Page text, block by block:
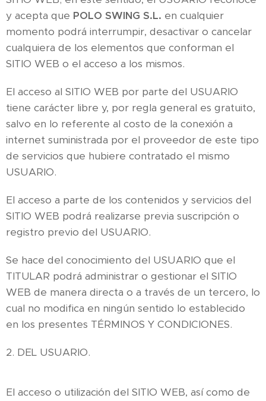
y acepta que POLO SWING S.L. en cualquier
momento podrá interrumpir, desactivar o cancelar
cualquiera de los elementos que conforman el
SITIO WEB o el acceso a los mismos.
El acceso al SITIO WEB por parte del USUARIO
tiene carácter libre y, por regla general es gratuito,
salvo en lo referente al costo de la conexión a
internet suministrada por el proveedor de este tipo
de servicios que hubiere contratado el mismo
USUARIO.
El acceso a parte de los contenidos y servicios del
SITIO WEB podrá realizarse previa suscripción o
registro previo del USUARIO.
Se hace del conocimiento del USUARIO que el
TITULAR podrá administrar o gestionar el SITIO
WEB de manera directa o a través de un tercero, lo
cual no modifica en ningún sentido lo establecido
en los presentes TÉRMINOS Y CONDICIONES.
2. DEL USUARIO.
El acceso o utilización del SITIO WEB, así como de